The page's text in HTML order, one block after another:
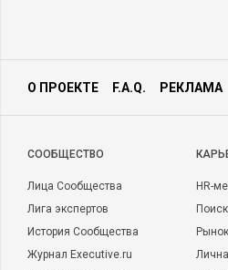
О ПРОЕКТЕ F.A.Q. РЕКЛАМА
CООБЩЕСТВО
Лица Сообщества
Лига экспертов
История Сообщества
Журнал Executive.ru
HR-